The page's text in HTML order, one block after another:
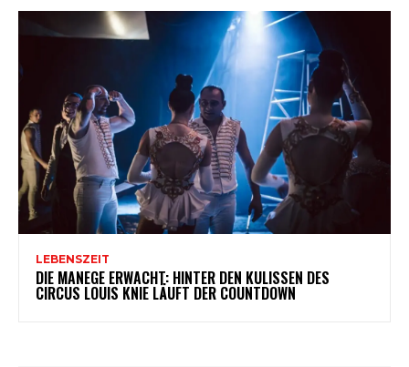
LEBENSZEIT
DIE MANEGE ERWACHT: HINTER DEN KULISSEN DES
CIRCUS LOUIS KNIE LÄUFT DER COUNTDOWN